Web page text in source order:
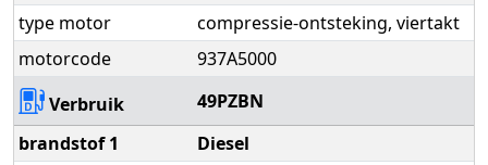
type motor
compressie-ontsteking, viertakt
motorcode
937A5000
Verbruik
49PZBN
brandstof 1
Diesel